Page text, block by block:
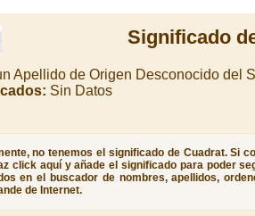
Significado
Apellido de Origen Desconocido del
Sin Datos
no tenemos el significado de Cuadrat. Si
click aquí y añade el significado para poder
en el buscador de nombres, apellidos,
de Internet.